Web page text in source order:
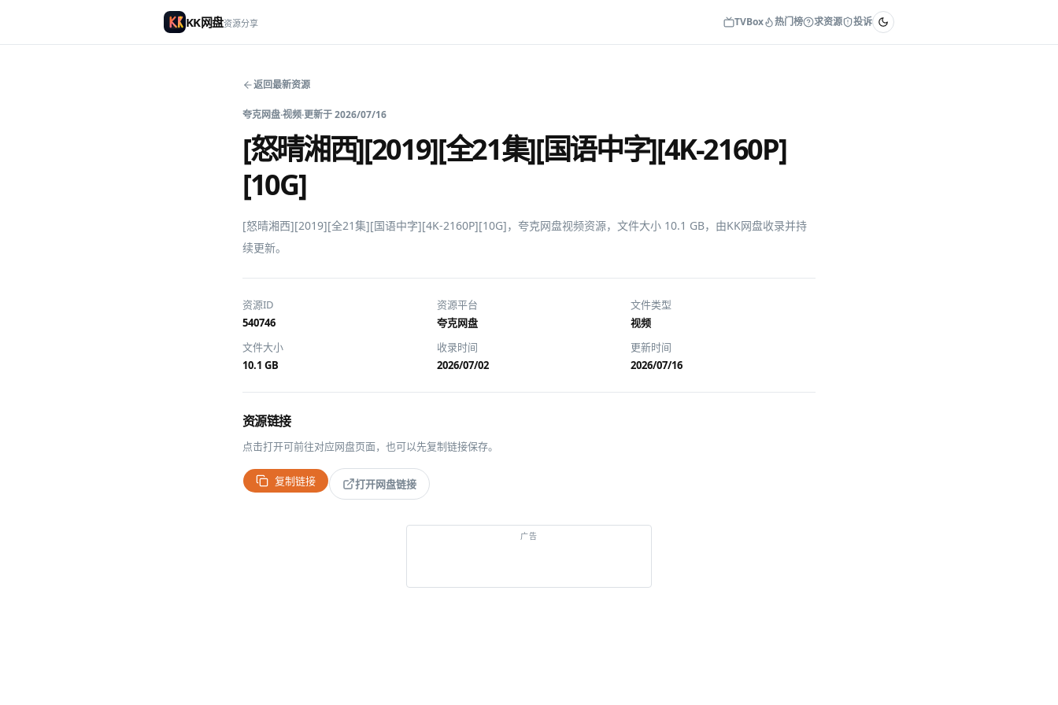
KK网盘资源分享 TVBox 热门榜 求资源 投诉
返回最新资源
夸克网盘·视频·更新于2026/07/16
[怒晴湘西][2019][全21集][国语中字][4K-2160P]
[10G]
[怒晴湘西][2019][全21集][国语中字][4K-2160P][10G]，夸克网盘视频资源，文件大小 10.1 GB，由KK网盘收录并持
续更新。
资源ID
540746
资源平台
夸克网盘
文件类型
视频
文件大小
10.1 GB
收录时间
2026/07/02
更新时间
2026/07/16
资源链接
点击打开可前往对应网盘页面，也可以先复制链接保存。
复制链接 打开网盘链接
广告